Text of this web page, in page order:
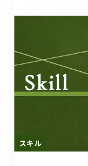
スキル